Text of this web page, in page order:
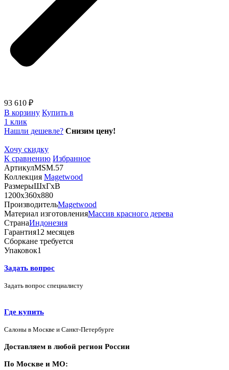
93 610 ₽
В корзину Купить в
1 клик
Нашли дешевле? Снизим цену!
Хочу скидку
К сравнению Избранное
АртикулMSM.57
Коллекция Magetwood
РазмерыШхГхВ
1200х360х880
ПроизводительMagetwood
Материал изготовленияМассив красного дерева
СтранаИндонезия
Гарантия12 месяцев
Сборкане требуется
Упаковок1
Задать вопрос
Задать вопрос специалисту
Где купить
Салоны в Москве и Санкт-Петербурге
Доставляем в любой регион России
По Москве и МО: